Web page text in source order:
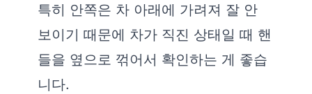
특히 안쪽은 차 아래에 가려져 잘 안
보이기 때문에 차가 직진 상태일 때 핸
들을 옆으로 꺾어서 확인하는 게 좋습
니다.